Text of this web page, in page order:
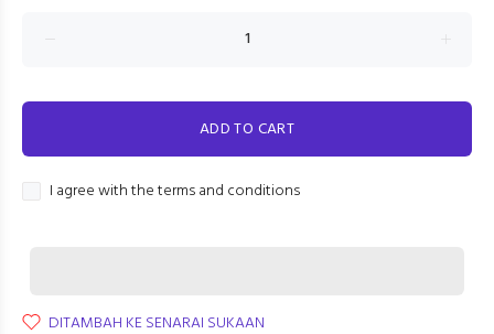
ADD TO CART
I agree with the terms and conditions
DITAMBAH KE SENARAI SUKAAN